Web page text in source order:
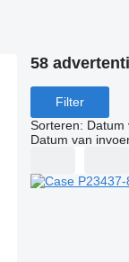
58
Filter
Sorteren: Datum
Datum van